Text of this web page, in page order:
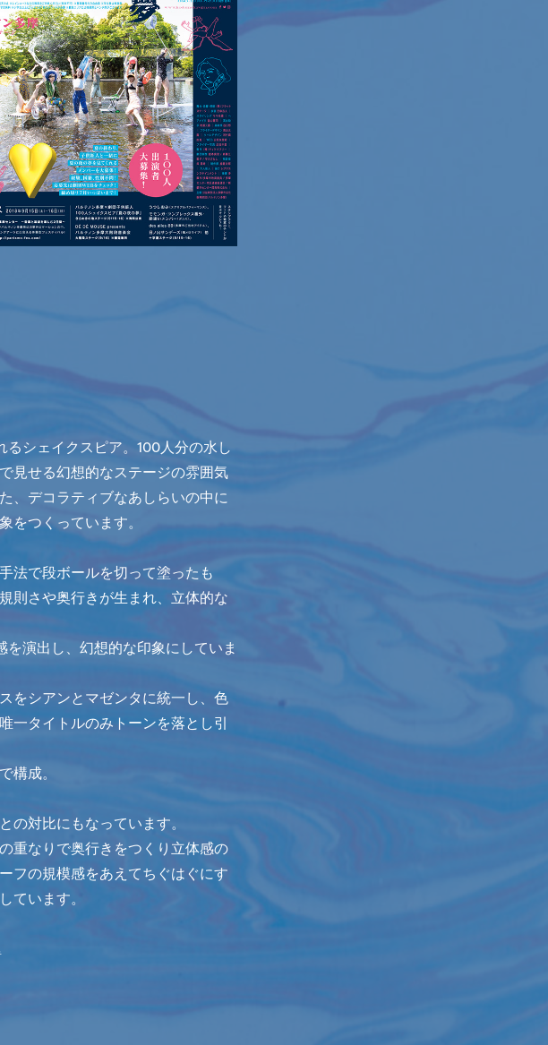
シェイクスピア。100人分の水し
見せる幻想的なステージの雰囲気
、デコラティブなあしらいの中に
をつくっています。
法で段ボールを切って塗ったも
則さや奥行きが生まれ、立体的な
演出し、幻想的な印象にしていま
をシアンとマゼンタに統一し、色
一タイトルのみトーンを落とし引
構成。
の対比にもなっています。
重なりで奥行きをつくり立体感の
フの規模感をあえてちぐはぐにす
ています。